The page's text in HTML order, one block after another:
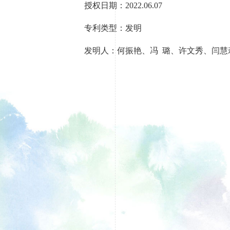
授权日期： 2022.06.07
专利类型：发明
发明人：何振艳、冯 璐、许文秀、闫慧